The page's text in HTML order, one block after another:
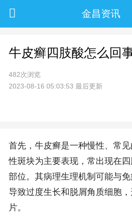
金昌资讯
牛皮癣四肢酸怎么回
482次浏览
2023-08-16 05:03:53 最后更新
首先，牛皮癣是一种慢性、常
性斑块为主要表现，常出现在
部位。其病理生理机制可能与免
导致过度生长和脱屑角质细胞
片。